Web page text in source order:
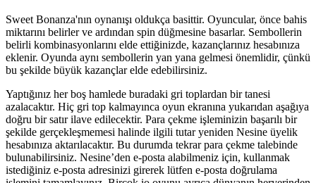
Sweet Bonanza'nın oynanışı oldukça basittir. Oyuncular, önce bahis
miktarını belirler ve ardından spin düğmesine basarlar. Sembollerin
belirli kombinasyonlarını elde ettiğinizde, kazançlarınız hesabınıza
eklenir. Oyunda aynı sembollerin yan yana gelmesi önemlidir, çünkü
bu şekilde büyük kazançlar elde edebilirsiniz.
Yaptığınız her boş hamlede buradaki gri toplardan bir tanesi
azalacaktır. Hiç gri top kalmayınca oyun ekranına yukarıdan aşağıya
doğru bir satır ilave edilecektir. Para çekme işleminizin başarılı bir
şekilde gerçekleşmemesi halinde ilgili tutar yeniden Nesine üyelik
hesabınıza aktarılacaktır. Bu durumda tekrar para çekme talebinde
bulunabilirsiniz. Nesine’den e-posta alabilmeniz için, kullanmak
istediğiniz e-posta adresinizi girerek lütfen e-posta doğrulama